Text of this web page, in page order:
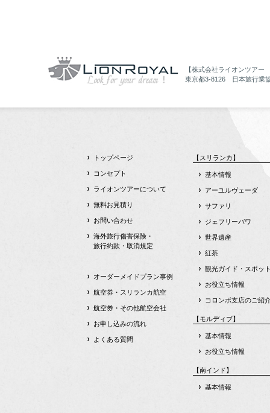
【株式会社ライオンツア
東京都3-8126 日本旅行業
トップページ
コンセプト
ライオンツアーについて
無料お見積り
お問い合わせ
海外旅行傷害保険・
旅行約款・取消規定
オーダーメイドプラン事例
航空券・スリランカ航空
航空券・その他航空会社
お申し込みの流れ
よくある質問
【スリランカ】
基本情報
アーユルヴェーダ
サファリ
ジェフリーバワ
世界遺産
紅茶
観光ガイド・スポッ
お役立ち情報
コロンボ支店のご紹
【モルディブ】
基本情報
お役立ち情報
【南インド】
基本情報